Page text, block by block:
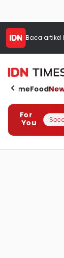
Baca artikel
HomeFood
For
You